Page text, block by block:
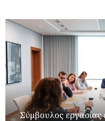
Σύμβουλος εργασίας